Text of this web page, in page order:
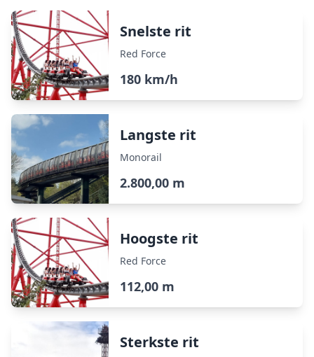
Snelste rit
Red Force
180 km/h
Langste rit
Monorail
2.800,00 m
Hoogste rit
Red Force
112,00 m
Sterkste rit